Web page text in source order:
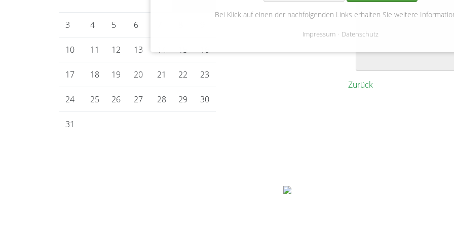
3 4 5 6
10 11 12 13 14 15 16
17 18 19 20 21 22 23
24 25 26 27 28 29 30
31
Zurück
Bei Klick auf einen der nachfolgenden Links erhalten Sie weitere
Impressum Datenschutz